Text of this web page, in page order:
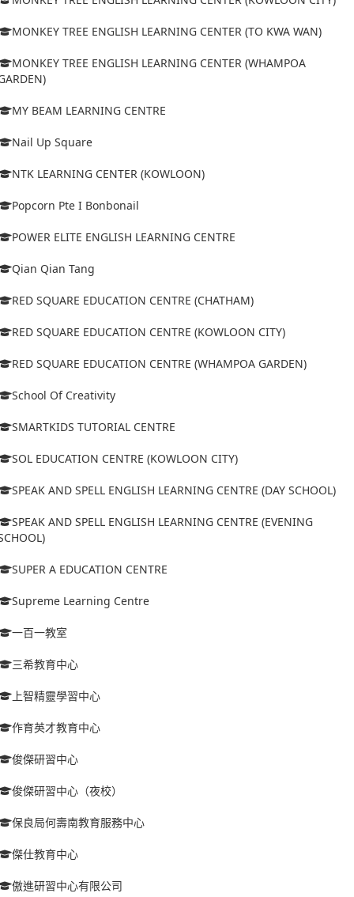
MONKEY TREE ENGLISH LEARNING CENTER (TO KWA WAN)
MONKEY TREE ENGLISH LEARNING CENTER (WHAMPOA
MY BEAM LEARNING CENTRE
Nail Up Square
NTK LEARNING CENTER (KOWLOON)
Popcorn Pte I Bonbonail
POWER ELITE ENGLISH LEARNING CENTRE
Qian Qian Tang
RED SQUARE EDUCATION CENTRE (CHATHAM)
RED SQUARE EDUCATION CENTRE (KOWLOON CITY)
RED SQUARE EDUCATION CENTRE (WHAMPOA GARDEN)
School Of Creativity
SMARTKIDS TUTORIAL CENTRE
SOL EDUCATION CENTRE (KOWLOON CITY)
SPEAK AND SPELL ENGLISH LEARNING CENTRE (DAY SCHOOL)
SPEAK AND SPELL ENGLISH LEARNING CENTRE (EVENING
SUPER A EDUCATION CENTRE
Supreme Learning Centre
一百一教室
三希教育中心
上智精靈學習中心
作育英才教育中心
俊傑研習中心
俊傑研習中心（夜校）
保良局何壽南教育服務中心
傑仕教育中心
傲進研習中心有限公司